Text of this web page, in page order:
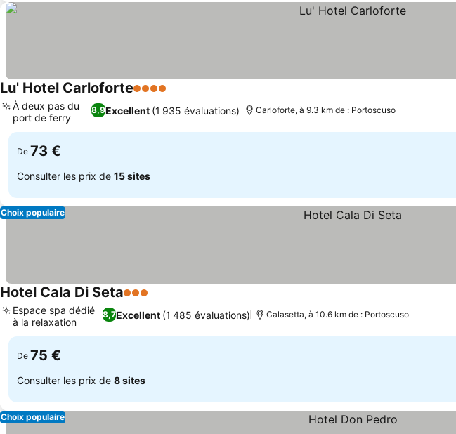
Lu' Hotel Carloforte4 Étoiles
8,9Excellent (1 935 évaluations)
À deux pas du
port de ferry
Carloforte, à 9.3 km de : Portoscuso
De 73 €
Consulter les prix de 15 sites
Choix populaire
Hotel Cala Di Seta3 Étoiles
8,7Excellent (1 485 évaluations)
Espace spa dédié
à la relaxation
Calasetta, à 10.6 km de : Portoscuso
De 75 €
Consulter les prix de 8 sites
Choix populaire